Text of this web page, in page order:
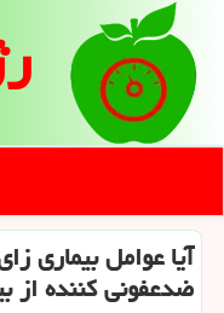
آیا عوامل بیماری
ضدعفونی كننده از